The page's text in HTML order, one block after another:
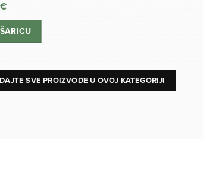
€
SVE PROIZVODE U OVOJ KATEGORIJI